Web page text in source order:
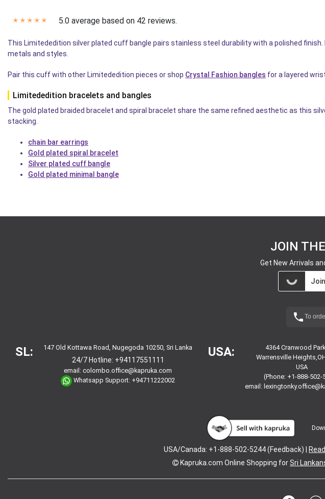
✭ ✭ ✭ ✭ ✭ 5.0 average based on 42 reviews.
This Limitededition silver plated cuff bangle pairs stainless steel durability with a polished finish.
metals and styles.
Pair this cuff with other Limitededition pieces or shop Crystal Fashion bangles for a layered
Limitededition bracelets and bangles
The gold plated braided bracelet and spiral bracelet share the same refined aesthetic as this
stacking.
chain bar earrings
Gold plated spiral bracelet
Silver plated cuff bangle
Gold plated minimal bangle
JOIN
Get New Arrivals
To
SL: 147 Old Kottawa Road, Nugegoda 10250, Sri Lanka
24/7 Hotline: +94117551111
email:colombo.office@kapruka.com
Whatsapp Support: +94711222002
USA:
4364 Cranwood
Warrensville
USA
(Phone: +1-888-502-
email:
USA/Canada: +1-888-502-5244 (Feedback) |
Kapruka.com Online Shopping forSri